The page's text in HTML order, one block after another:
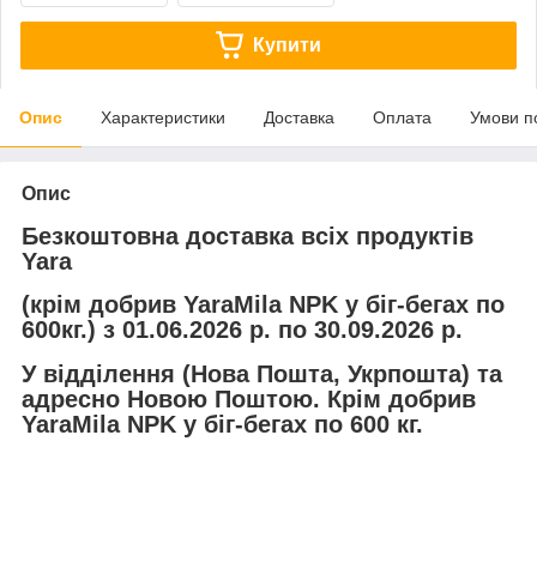
Купити
Опис Характеристики Доставка Оплата Умови
Опис
Безкоштовна доставка всіх продуктів
Yara
(крім добрив YaraMila NPK у біг-бегах по
600кг.) з 01.06.2026 р. по 30.09.2026 р.
У відділення (Нова Пошта, Укрпошта) та
адресно Новою Поштою. Крім добрив
YaraMila NPK у біг-бегах по 600 кг.